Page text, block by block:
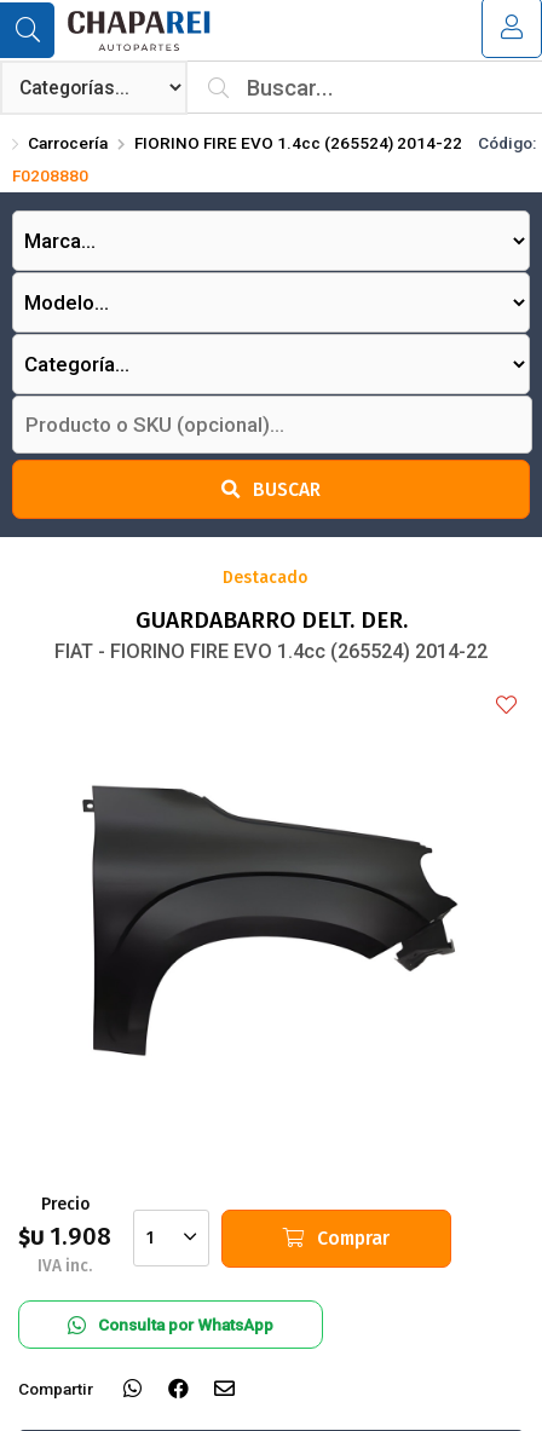
Compartir por email
Enviar
¿Tienes cupón de descuento?
Carrocería FIORINO FIRE EVO 1.4cc (265524) 2014-22
Código:
F0208880
BUSCAR
Destacado
GUARDABARRO DELT. DER.
FIAT - FIORINO FIRE EVO 1.4cc (265524) 2014-22
Precio
$U 1.908
IVA inc.
1 Comprar
Consulta por WhatsApp
Compartir